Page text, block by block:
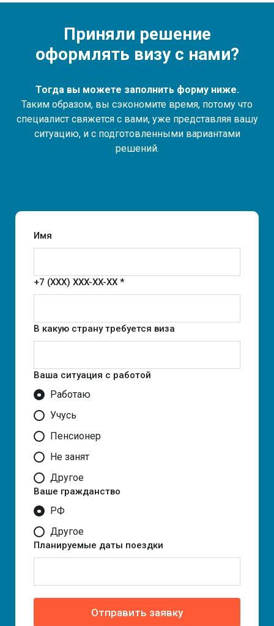
Приняли решение
оформлять визу с нами?
Тогда вы можете заполнить форму ниже.
Таким образом, вы сэкономите время, потому что
специалист свяжется с вами, уже представляя вашу
ситуацию, и с подготовленными вариантами
решений.
Имя
+7 (XXX) XXX-XX-XX *
В какую страну требуется виза
Ваша ситуация с работой
Работаю
Учусь
Пенсионер
Не занят
Другое
Ваше гражданство
РФ
Другое
Планируемые даты поездки
Отправить заявку